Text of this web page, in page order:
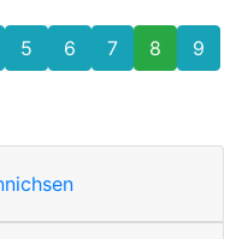
5 6 7 8
9